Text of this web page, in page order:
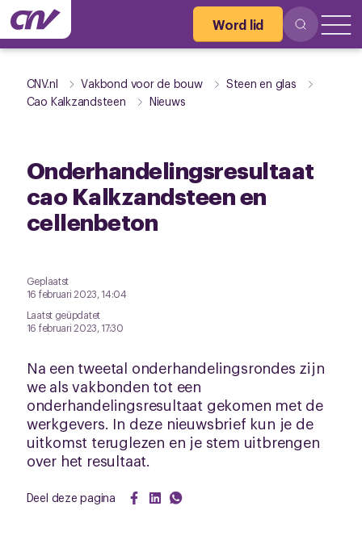
Word lid
CNV.nl Vakbond voor de bouw
Steen en glas
Cao Kalkzandsteen
Nieuws
Onderhandelingsresultaat
cao Kalkzandsteen en
cellenbeton
Geplaatst
16 februari 2023, 14:04
Laatst geüpdatet
16 februari 2023, 17:30
Na een tweetal onderhandelingsrondes zijn
we als vakbonden tot een
onderhandelingsresultaat gekomen met de
werkgevers. In deze nieuwsbrief kun je de
uitkomst teruglezen en je stem uitbrengen
over het resultaat.
Deel deze pagina